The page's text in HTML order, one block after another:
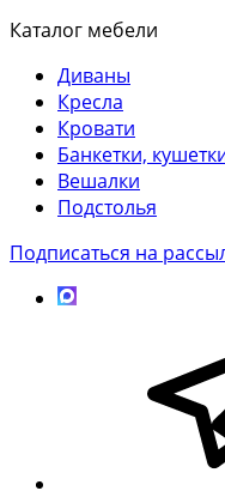
Каталог мебели
Диваны
Кресла
Кровати
Банкетки,
Вешалки
Подстолья
Подписаться на